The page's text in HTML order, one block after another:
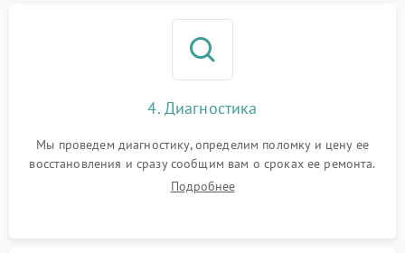
4. Диагностика
Мы проведем диагностику, определим поломку и цену ее
восстановления и сразу сообщим вам о сроках ее ремонта.
Подробнее